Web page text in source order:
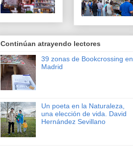
Continúan atrayendo lectores
39 zonas de Bookcrossing en
Madrid
Un poeta en la Naturaleza,
una elección de vida. David
Hernández Sevillano